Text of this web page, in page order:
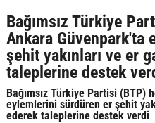
Bağımsız Türkiye
Ankara Güvenpark'ta
şehit yakınları ve er
taleplerine destek
Bağımsız Türkiye Partisi (BTP)
eylemlerini sürdüren er şehit
ederek taleplerine destek verdi